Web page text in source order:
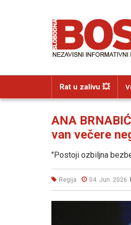
Rat u zalivu 💥
ANA
van večere
"Postoji ozbiljna
Regija 04. Jun. 2026